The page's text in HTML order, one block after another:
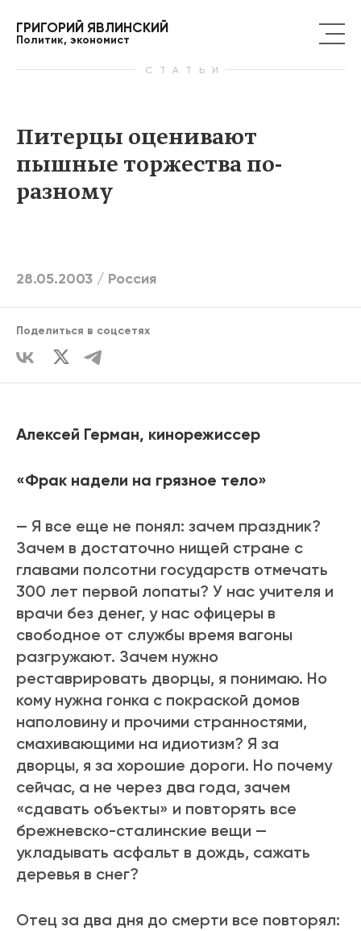
ГРИГОРИЙ ЯВЛИНСКИЙ
Политик, экономист
СТАТЬИ
Питерцы оценивают
пышные торжества по-
разному
28.05.2003 / Россия
Поделиться в соцсетях
Алексей Герман, кинорежиссер
«Фрак надели на грязное тело»
— Я все еще не понял: зачем праздник?
Зачем в достаточно нищей стране с
главами полсотни государств отмечать
300 лет первой лопаты? У нас учителя и
врачи без денег, у нас офицеры в
свободное от службы время вагоны
разгружают. Зачем нужно
реставрировать дворцы, я понимаю. Но
кому нужна гонка с покраской домов
наполовину и прочими странностями,
смахивающими на идиотизм? Я за
дворцы, я за хорошие дороги. Но почему
сейчас, а не через два года, зачем
«сдавать объекты» и повторять все
брежневско-сталинские вещи —
укладывать асфальт в дождь, сажать
деревья в снег?
Отец за два дня до смерти все повторял: